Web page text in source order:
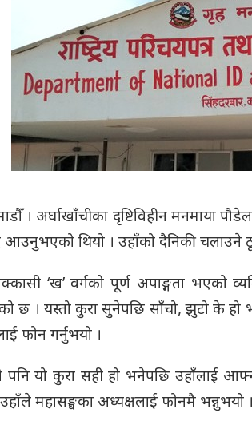
। अर्घाखाँचीका दृष्टिविहीन मनमाया
आउनुभएको थियो । उहाँको दैनिकी चलाउने
‘ख’ वर्गको पूर्ण अपाङ्गता भएको
छ । यस्तो कुरा सुनेपछि साँचो, झुटो के हो
फोन गर्नुभयो ।
पनि यो कुरा सही हो भनेपछि उहाँलाई
महासङ्घका अध्यक्षलाई फोनमै भन्नुभयो ।